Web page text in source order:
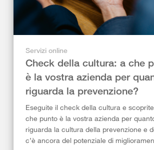
Servizi online
Check della cultura: a che
è la vostra azienda per
riguarda la prevenzione?
Eseguite il check della cultura e
che punto è la vostra azienda per
riguarda la cultura della prevenzione e
c’è ancora del potenziale di